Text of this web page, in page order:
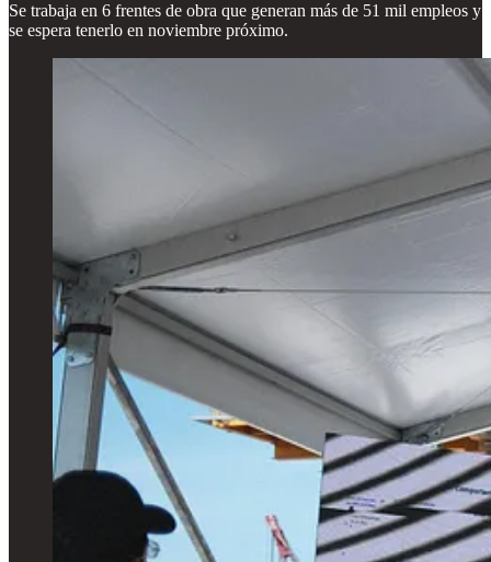
Se trabaja en 6 frentes de obra que generan más de 51 mil empleos y
se espera tenerlo en noviembre próximo.